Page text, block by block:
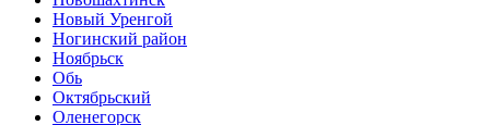
Новый Уренгой
Ногинский район
Ноябрьск
Обь
Октябрьский
Оленегорск